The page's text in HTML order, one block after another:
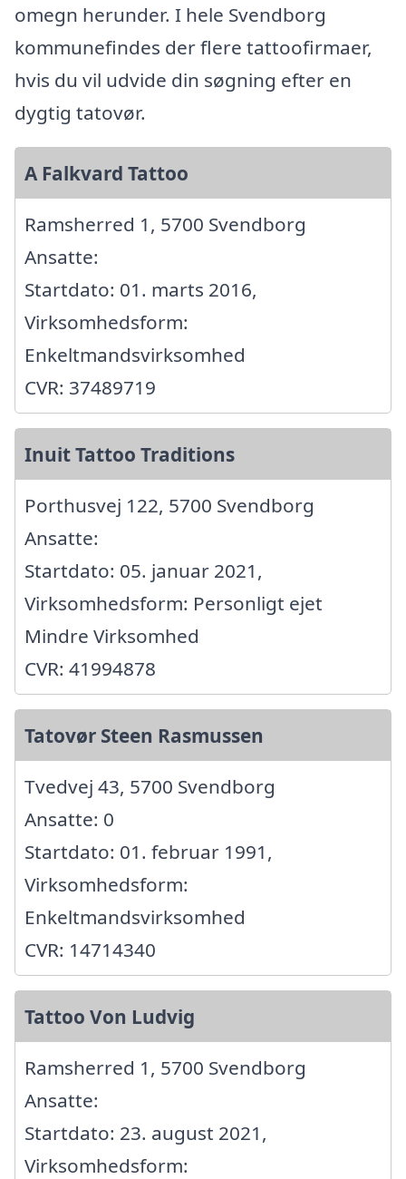
omegn herunder. I hele Svendborg
kommunefindes der flere tattoofirmaer,
hvis du vil udvide din søgning efter en
dygtig tatovør.
A Falkvard Tattoo
Ramsherred 1, 5700 Svendborg
Ansatte:
Startdato: 01. marts 2016,
Virksomhedsform:
Enkeltmandsvirksomhed
CVR: 37489719
Inuit Tattoo Traditions
Porthusvej 122, 5700 Svendborg
Ansatte:
Startdato: 05. januar 2021,
Virksomhedsform: Personligt ejet
Mindre Virksomhed
CVR: 41994878
Tatovør Steen Rasmussen
Tvedvej 43, 5700 Svendborg
Ansatte: 0
Startdato: 01. februar 1991,
Virksomhedsform:
Enkeltmandsvirksomhed
CVR: 14714340
Tattoo Von Ludvig
Ramsherred 1, 5700 Svendborg
Ansatte:
Startdato: 23. august 2021,
Virksomhedsform: